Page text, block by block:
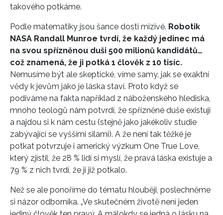
takového potkáme.
Podle matematiky jsou šance dosti mizivé. Robotik
NASA Randall Munroe tvrdí, že každý jedinec má
na svou spřízněnou duši 500 milionů kandidátů…
což znamená, že ji potká 1 člověk z 10 tisíc.
Nemusíme být ale skeptické, víme samy, jak se exaktní
vědy k jevům jako je láska staví. Proto když se
podíváme na fakta například z náboženského hlediska,
mnoho teologů nám potvrdí, že spřízněné duše existují
a najdou si k nám cestu (stejně jako jakékoliv studie
zabývající se vyššími silami). A že není tak těžké je
potkat potvrzuje i americký výzkum One True Love,
který zjistil, že 28 % lidí si myslí, že pravá láska existuje a
79 % z nich tvrdí, že ji již potkalo.
Než se ale ponoříme do tématu hlouběji, poslechněme
si názor odborníka. „Ve skutečném životě není jeden